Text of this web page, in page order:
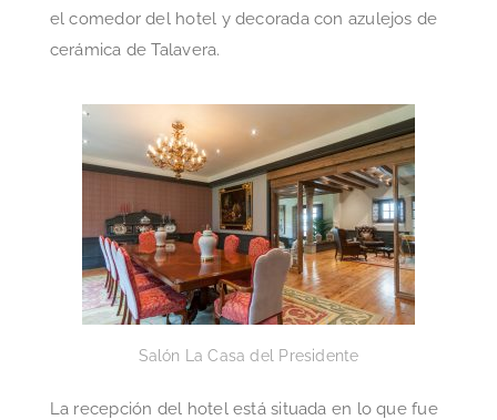
el comedor del hotel y decorada con azulejos de
cerámica de Talavera.
Salón La Casa del Presidente
La recepción del hotel está situada en lo que fue